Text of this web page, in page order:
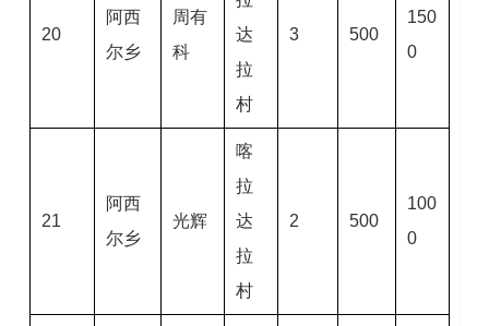
20
阿西
尔乡
周有
科
达
拉
村
3 500
150
0
21
阿西
尔乡
光辉
喀
拉
达
拉
村
2 500
100
0